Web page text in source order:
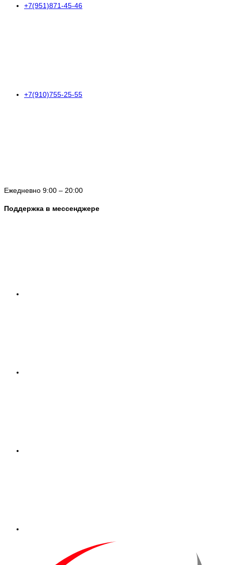
+7(951)871-45-46
+7(910)755-25-55
Ежедневно 9:00 – 20:00
Поддержка в мессенджере